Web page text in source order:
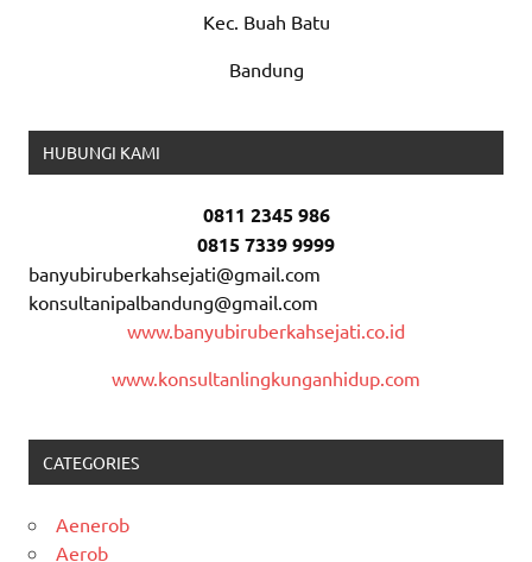
Kec. Buah Batu
Bandung
HUBUNGI KAMI
0811 2345 986
0815 7339 9999
banyubiruberkahsejati@gmail.com
konsultanipalbandung@gmail.com
www.banyubiruberkahsejati.co.id
www.konsultanlingkunganhidup.com
CATEGORIES
Aenerob
Aerob